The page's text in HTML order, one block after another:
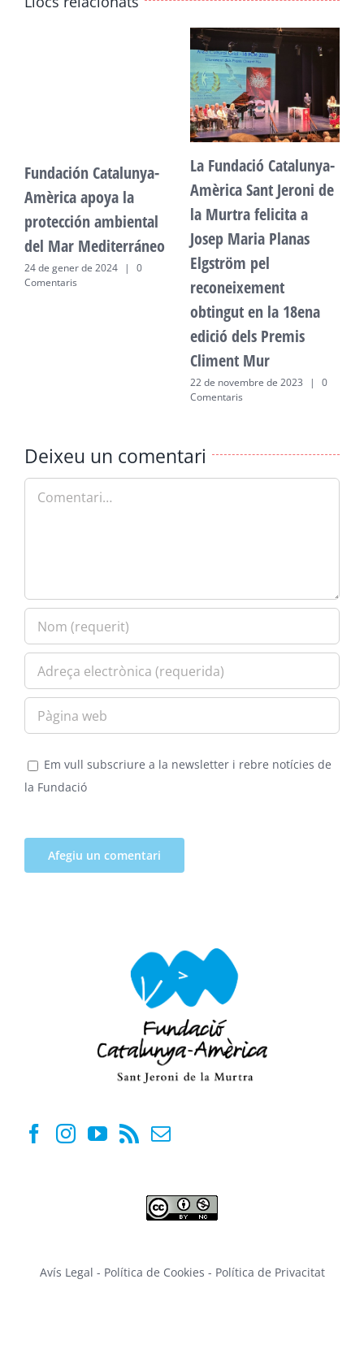
Fundación Catalunya-
Amèrica apoya la
protección ambiental
del Mar Mediterráneo
24 de gener de 2024 |
0
Comentaris
La Fundació Catalunya-
Amèrica Sant Jeroni de
la Murtra felicita a
Josep Maria Planas
Elgström pel
reconeixement
obtingut en la 18ena
edició dels Premis
Climent Mur
22 de novembre de 2023 |
0
Comentaris
Deixeu un comentari
Em vull subscriure a la newsletter i rebre notícies de
la Fundació
Avís Legal - Política de Cookies - Política de Privacitat